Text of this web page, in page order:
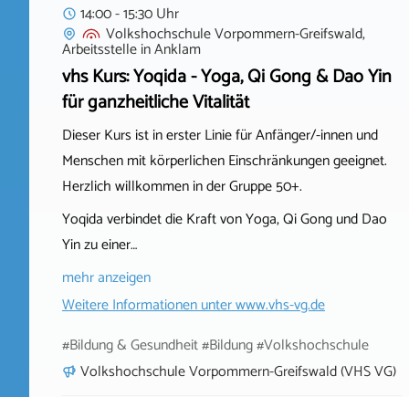
14:00 - 15:30 Uhr
Volkshochschule Vorpommern-Greifswald,
ArbeitsstelleinAnklam
vhs Kurs: Yoqida - Yoga, Qi Gong & Dao Yin
für ganzheitliche Vitalität
Dieser Kurs ist in erster Linie für Anfänger/-innen und
Menschen mit körperlichen Einschränkungen geeignet.
Herzlich willkommen in der Gruppe 50+.
Yoqida verbindet die Kraft von Yoga, Qi Gong und Dao
Yin zu einer…
mehr anzeigen
Weitere Informationen unterwww.vhs-vg.de
#Bildung & Gesundheit #Bildung #Volkshochschule
Volkshochschule Vorpommern-Greifswald (VHS VG)